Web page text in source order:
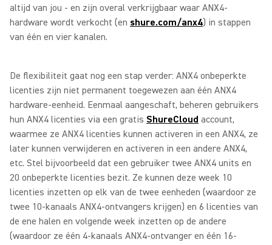
altijd van jou - en zijn overal verkrijgbaar waar ANX4-
hardware wordt verkocht (en shure.com/anx4) in stappen
van één en vier kanalen.
De flexibiliteit gaat nog een stap verder: ANX4 onbeperkte
licenties zijn niet permanent toegewezen aan één ANX4
hardware-eenheid. Eenmaal aangeschaft, beheren gebruikers
hun ANX4 licenties via een gratis ShureCloud account,
waarmee ze ANX4 licenties kunnen activeren in een ANX4, ze
later kunnen verwijderen en activeren in een andere ANX4,
etc. Stel bijvoorbeeld dat een gebruiker twee ANX4 units en
20 onbeperkte licenties bezit. Ze kunnen deze week 10
licenties inzetten op elk van de twee eenheden (waardoor ze
twee 10-kanaals ANX4-ontvangers krijgen) en 6 licenties van
de ene halen en volgende week inzetten op de andere
(waardoor ze één 4-kanaals ANX4-ontvanger en één 16-